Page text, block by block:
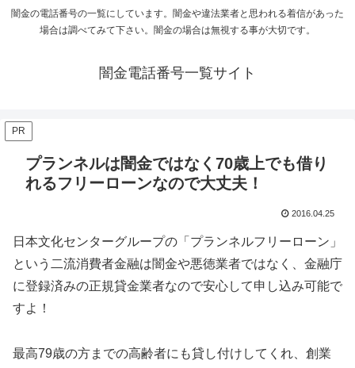
闇金の電話番号の一覧にしています。闇金や違法業者と思われる着信があった
場合は調べてみて下さい。闇金の場合は無視する事が大切です。
闇金電話番号一覧サイト
PR
プランネルは闇金ではなく70歳上でも借り
れるフリーローンなので大丈夫！
2016.04.25
日本文化センターグループの「プランネルフリーローン」
という二流消費者金融は闇金や悪徳業者ではなく、金融庁
に登録済みの正規貸金業者なので安心して申し込み可能で
すよ！
最高79歳の方までの高齢者にも貸し付けしてくれ、創業